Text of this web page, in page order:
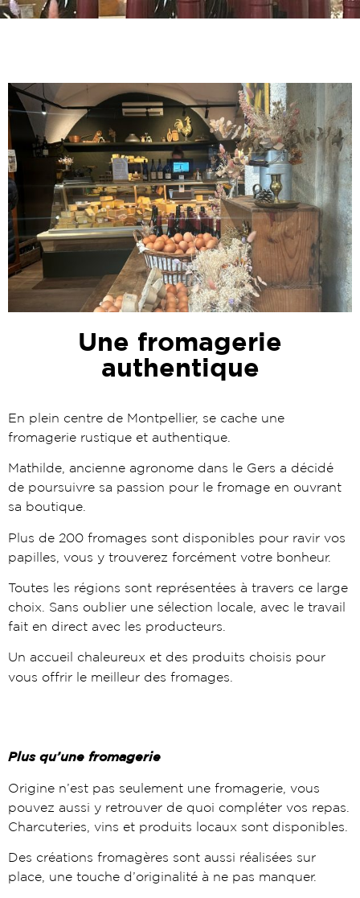
Une fromagerie
authentique
En plein centre de Montpellier, se cache une
fromagerie rustique et authentique.
Mathilde, ancienne agronome dans le Gers a décidé
de poursuivre sa passion pour le fromage en ouvrant
sa boutique.
Plus de 200 fromages sont disponibles pour ravir vos
papilles, vous y trouverez forcément votre bonheur.
Toutes les régions sont représentées à travers ce large
choix. Sans oublier une sélection locale, avec le travail
fait en direct avec les producteurs.
Un accueil chaleureux et des produits choisis pour
vous offrir le meilleur des fromages.
Plus qu’une fromagerie
Origine n’est pas seulement une fromagerie, vous
pouvez aussi y retrouver de quoi compléter vos repas.
Charcuteries, vins et produits locaux sont disponibles.
Des créations fromagères sont aussi réalisées sur
place, une touche d’originalité à ne pas manquer.